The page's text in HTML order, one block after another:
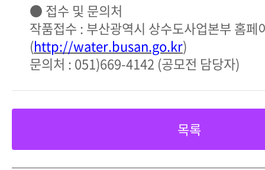
● 접수 및 문의처
작품접수 : 부산광역시 상수도사업본부 홈페
(http://water.busan.go.kr)
문의처 : 051)669-4142 (공모전 담당자)
목록